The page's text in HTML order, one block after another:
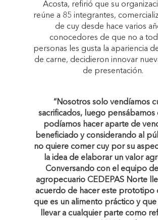
Acosta, refirió que su
reúne a 85 integrantes,
de cuy desde hace varios
conocedores de que no a
personas les gusta la apariencia
de carne, decidieron innovar
de presentación.
“Nosotros solo vendíamos
sacrificados, luego pensábamos
podíamos hacer aparte de
beneficiado y considerando al
no quiere comer cuy por su
la idea de elaborar un valor
Conversando con el equipo
agropecuario CEDEPAS Norte
acuerdo de hacer este prototipo
que es un alimento práctico y
llevar a cualquier parte como